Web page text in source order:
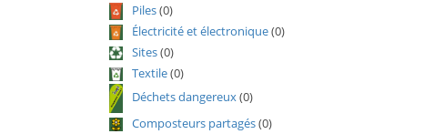
Piles(0)
Électricité et électronique(0)
Sites(0)
Textile(0)
Déchets dangereux(0)
Composteurs partagés(0)